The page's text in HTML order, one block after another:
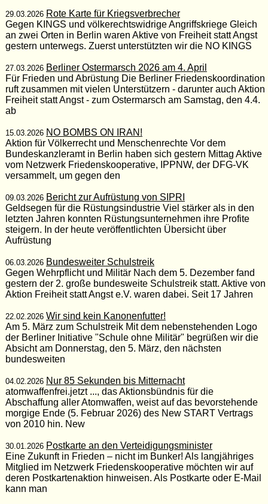
29.03.2026 Rote Karte für Kriegsverbrecher
Gegen KINGS und völkerechtswidrige Angriffskriege Gleich
an zwei Orten in Berlin waren Aktive von Freiheit statt Angst
gestern unterwegs. Zuerst unterstützten wir die NO KINGS
27.03.2026 Berliner Ostermarsch 2026 am 4. April
Für Frieden und Abrüstung Die Berliner Friedenskoordination
ruft zusammen mit vielen Unterstützern - darunter auch Aktion
Freiheit statt Angst - zum Ostermarsch am Samstag, den 4.4.
ab
15.03.2026 NO BOMBS ON IRAN!
Aktion für Völkerrecht und Menschenrechte Vor dem
Bundeskanzleramt in Berlin haben sich gestern Mittag Aktive
vom Netzwerk Friedenskooperative, IPPNW, der DFG-VK
versammelt, um gegen den
09.03.2026 Bericht zur Aufrüstung von SIPRI
Geldsegen für die Rüstungsindustrie Viel stärker als in den
letzten Jahren konnten Rüstungsunternehmen ihre Profite
steigern. In der heute veröffentlichten Übersicht über
Aufrüstung
06.03.2026 Bundesweiter Schulstreik
Gegen Wehrpflicht und Militär Nach dem 5. Dezember fand
gestern der 2. große bundesweite Schulstreik statt. Aktive von
Aktion Freiheit statt Angst e.V. waren dabei. Seit 17 Jahren
22.02.2026 Wir sind kein Kanonenfutter!
Am 5. März zum Schulstreik Mit dem nebenstehenden Logo
der Berliner Initiative "Schule ohne Militär" begrüßen wir die
Absicht am Donnerstag, den 5. März, den nächsten
bundesweiten
04.02.2026 Nur 85 Sekunden bis Mitternacht
atomwaffenfrei.jetzt ..., das Aktionsbündnis für die
Abschaffung aller Atomwaffen, weist auf das bevorstehende
morgige Ende (5. Februar 2026) des New START Vertrags
von 2010 hin. New
30.01.2026 Postkarte an den Verteidigungsminister
Eine Zukunft in Frieden – nicht im Bunker! Als langjähriges
Mitglied im Netzwerk Friedenskooperative möchten wir auf
deren Postkartenaktion hinweisen. Als Postkarte oder E-Mail
kann man